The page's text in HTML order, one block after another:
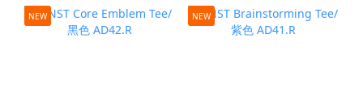
NEW NEW